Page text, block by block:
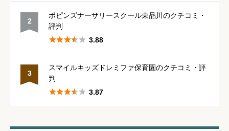
星の数をお選びください
星の数をお選びください
通いやすさ 必須
2
ポピンズナーサリースクール東品川のクチコミ・
評判
 3.88
3
スマイルキッズドレミファ保育園のクチコミ・評
判
 3.87